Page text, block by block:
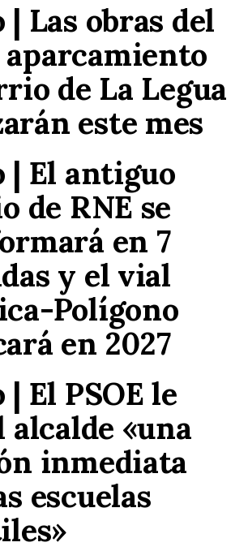
| Las obras del
de La Legua
este mes
| El antiguo
de RNE se
en 7
y el vial
Polígono
en 2027
| El PSOE le
alcalde «una
inmediata
escuelas